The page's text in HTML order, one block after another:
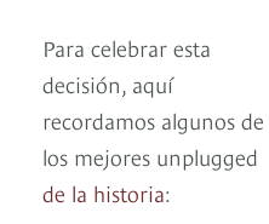
Para celebrar esta
decisión, aquí
recordamos algunos de
los mejores unplugged
de la historia: